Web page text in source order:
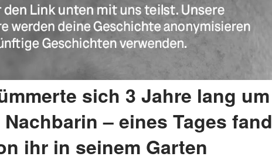
sich 3 Jahre lang um
– eines Tages fand
ihr in seinem Garten